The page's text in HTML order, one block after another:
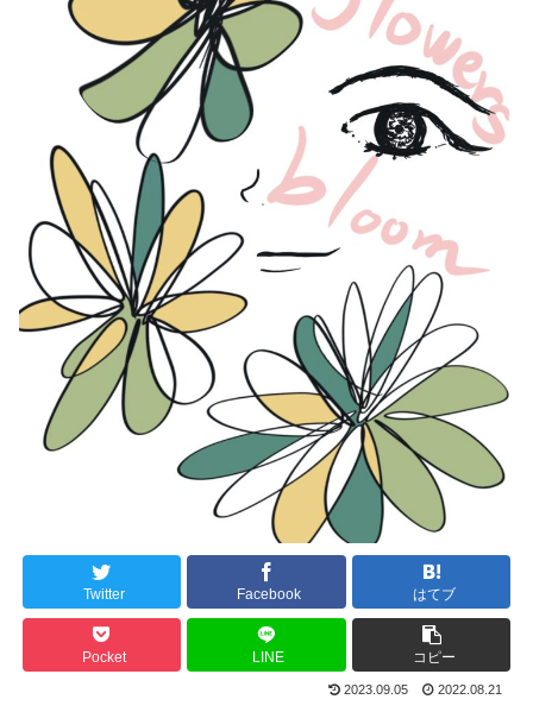
Twitter Facebook はてブ
Pocket LINE コピー
2023.09.05 2022.08.21